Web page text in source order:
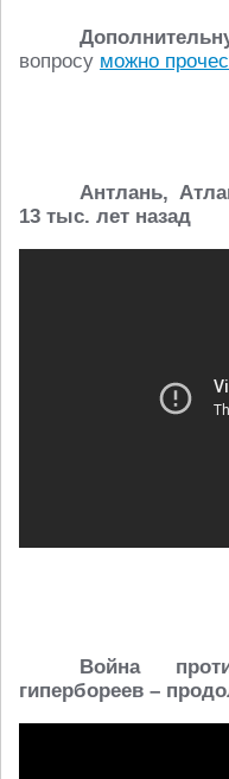
вопросу можно
Антлань,
13 тыс. лет назад
Война
гипербореев –